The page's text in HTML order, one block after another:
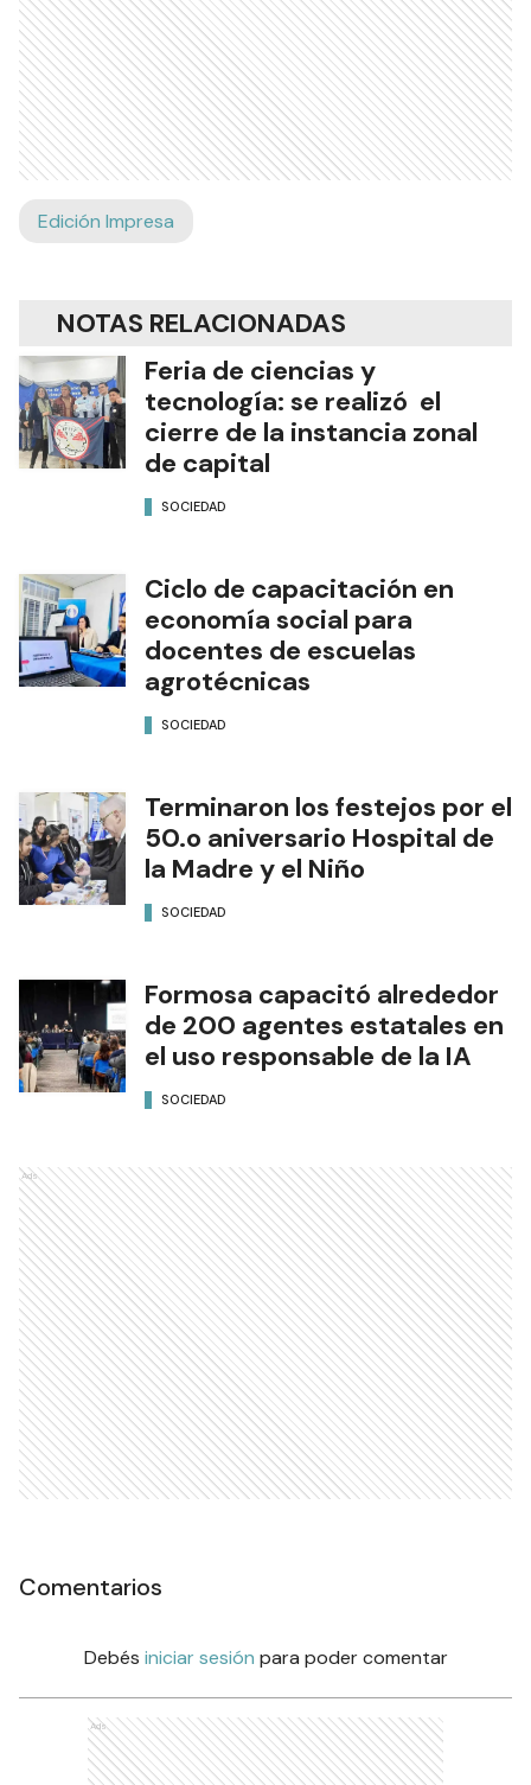
Edición Impresa
NOTAS RELACIONADAS
Feria de ciencias y
tecnología: se realizó el
cierre de la instancia zonal
SOCIEDAD
Ciclo de capacitación en
economía social para
docentes de escuelas
SOCIEDAD
Terminaron los festejos por el
50.o aniversario Hospital de
SOCIEDAD
Formosa capacitó alrededor
de 200 agentes estatales en
SOCIEDAD
Ads
Debés iniciar sesiónpara poder comentar